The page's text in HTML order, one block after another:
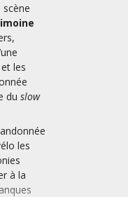
les
duslow
les
à la